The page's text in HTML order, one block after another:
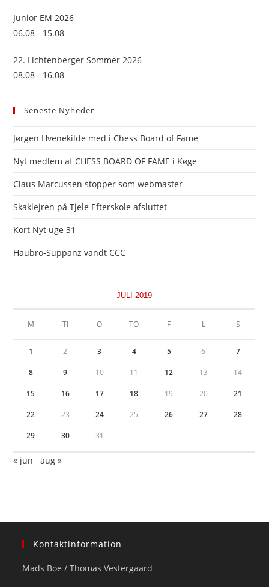
Junior EM 2026
06.08 - 15.08
22. Lichtenberger Sommer 2026
08.08 - 16.08
Seneste Nyheder
Jørgen Hvenekilde med i Chess Board of Fame
Nyt medlem af CHESS BOARD OF FAME i Køge
Claus Marcussen stopper som webmaster
Skaklejren på Tjele Efterskole afsluttet
Kort Nyt uge 31
Haubro-Suppanz vandt CCC
JULI 2019
M TI O TO F L S
1 2 3 4 5 6 7
8 9 10 11 12 13 14
15 16 17 18 19 20 21
22 23 24 25 26 27 28
29 30 31
« jun aug »
Kontaktinformation
Mads Boe / Thomas Vestergaard